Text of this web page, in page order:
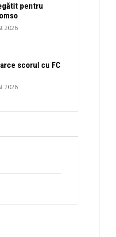
pentru
2026
scorul cu FC
2026